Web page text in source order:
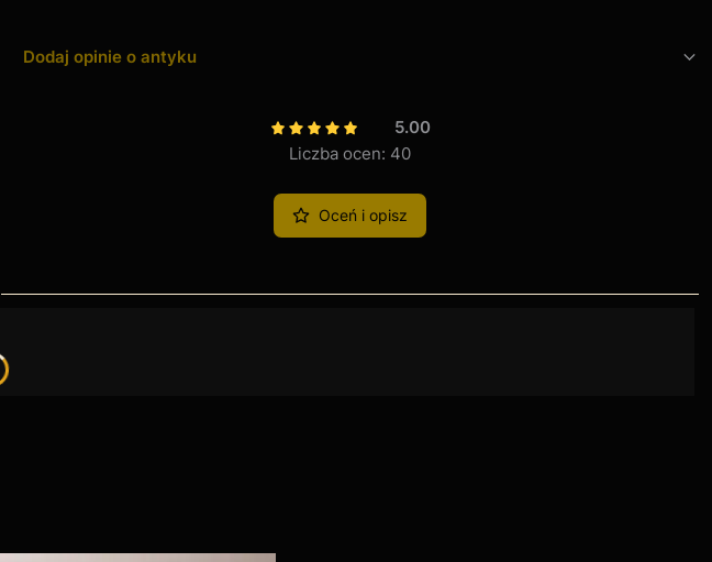
Dodaj opinie o antyku
5.00
Liczba ocen: 40
Oceń i opisz